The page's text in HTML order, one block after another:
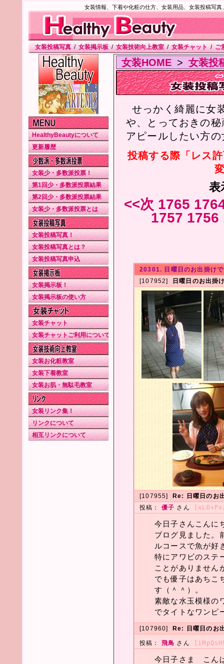
女装情報、下着や化粧の仕方、女装用品、女装投稿写
女装投稿写真 / 女装掲示板 / 女装技術向上教室 / 女装チャット / ご
HealthyBeautyについて
更新履歴
女装少・多数派投票！
第1回少・多数派投票結果
第2回少・多数派投票結果
女装少・多数派投票とは
女装投稿写真！
女装投稿写真とは？
女装投稿写真申込
女装掲示板！
女装掲示板の使い方
女装チャット
女装チャットご利用について
女装お化粧教室
女装下着教室
女装お肌・無駄毛教室
女装リンク集！
リンクについて
相互リンクについて
女装HOME > 女装投
せっかく綺麗に女
や、とっておきの
アピールしたい方
投稿する際「レス
表
<<次 1765
1757 1756
20301. 日曜日のお出掛け
[107952]
日曜日のお出掛
[107955]
Re: 日曜日のお
投稿： 優子 さん
今日子さんこんに
ブログ見ました。
ルコースで魚が好
特にアワビのステ
ことがありません
でも優子はあちこ
す（＾＾）。
素敵な水玉模様の
でタイトなワンピ
[107960] Re: 日曜日のお
投稿： 飛鳥 さん
今日子さま こん